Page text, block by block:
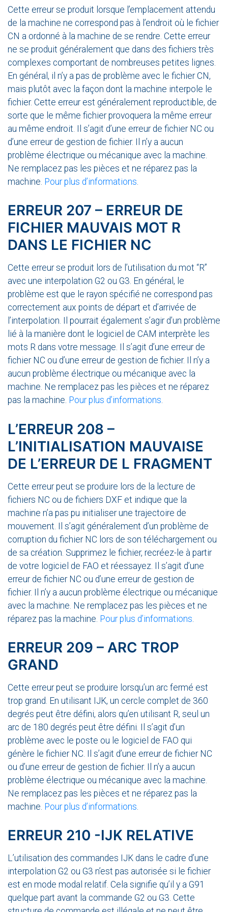
Cette erreur se produit lorsque l’emplacement attendu
de la machine ne correspond pas à l’endroit où le fichier
CN a ordonné à la machine de se rendre. Cette erreur
ne se produit généralement que dans des fichiers très
complexes comportant de nombreuses petites lignes.
En général, il n’y a pas de problème avec le fichier CN,
mais plutôt avec la façon dont la machine interpole le
fichier. Cette erreur est généralement reproductible, de
sorte que le même fichier provoquera la même erreur
au même endroit. Il s’agit d’une erreur de fichier NC ou
d’une erreur de gestion de fichier. Il n’y a aucun
problème électrique ou mécanique avec la machine.
Ne remplacez pas les pièces et ne réparez pas la
machine. Pour plus d’informations.
ERREUR 207 – ERREUR DE
FICHIER MAUVAIS MOT R
DANS LE FICHIER NC
Cette erreur se produit lors de l’utilisation du mot “R”
avec une interpolation G2 ou G3. En général, le
problème est que le rayon spécifié ne correspond pas
correctement aux points de départ et d’arrivée de
l’interpolation. Il pourrait également s’agir d’un problème
lié à la manière dont le logiciel de CAM interprète les
mots R dans votre message. Il s’agit d’une erreur de
fichier NC ou d’une erreur de gestion de fichier. Il n’y a
aucun problème électrique ou mécanique avec la
machine. Ne remplacez pas les pièces et ne réparez
pas la machine. Pour plus d’informations.
L’ERREUR 208 –
L’INITIALISATION MAUVAISE
DE L’ERREUR DE L FRAGMENT
Cette erreur peut se produire lors de la lecture de
fichiers NC ou de fichiers DXF et indique que la
machine n’a pas pu initialiser une trajectoire de
mouvement. Il s’agit généralement d’un problème de
corruption du fichier NC lors de son téléchargement ou
de sa création. Supprimez le fichier, recréez-le à partir
de votre logiciel de FAO et réessayez. Il s’agit d’une
erreur de fichier NC ou d’une erreur de gestion de
fichier. Il n’y a aucun problème électrique ou mécanique
avec la machine. Ne remplacez pas les pièces et ne
réparez pas la machine. Pour plus d’informations
ERREUR 209 – ARC TROP
GRAND
Cette erreur peut se produire lorsqu’un arc fermé est
trop grand. En utilisant IJK, un cercle complet de 360
degrés peut être défini, alors qu’en utilisant R, seul un
arc de 180 degrés peut être défini. Il s’agit d’un
problème avec le poste ou le logiciel de FAO qui
génère le fichier NC. Il s’agit d’une erreur de fichier NC
ou d’une erreur de gestion de fichier. Il n’y a aucun
problème électrique ou mécanique avec la machine.
Ne remplacez pas les pièces et ne réparez pas la
machine. Pour plus d’informations
ERREUR 210 -IJK RELATIVE
L’utilisation des commandes IJK dans le cadre d’une
interpolation G2 ou G3 n’est pas autorisée si le fichier
est en mode modal relatif. Cela signifie qu’il y a G91
quelque part avant la commande G2 ou G3. Cette